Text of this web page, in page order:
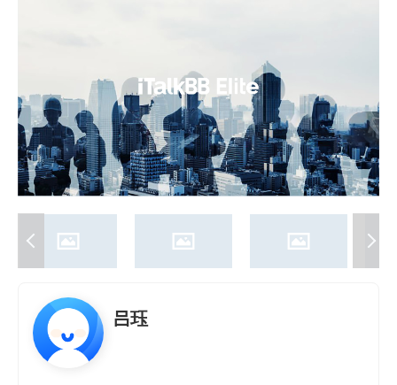
养老 非盈利组织
吕珏